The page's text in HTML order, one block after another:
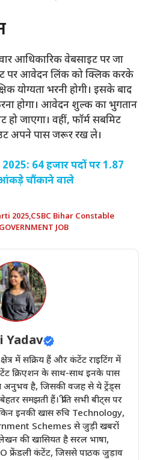
आधिकारिक वेबसाइट पर जा
पर आवेदन लिंक को क्लिक करके
योग्यता भरनी होगी। इसके बाद
होगा। आवेदन शुल्क का भुगतान
जाएगा। वहीं, फॉर्म सबमिट
अपने पास जरूर रख ले।
64 हजार पदों पर 1.87
चौंकाने वाले
2025,CSBC Bihar Constable
GOVERNMENT JOB
Yadav
क्षेत्र में सक्रिय हैं और कंटेंट राइटिंग में
क्रिएशन के साथ-साथ इनके पास
अनुभव है, जिसकी वजह से ये ट्रेंड्स
समझती हैं। प्रीति सभी बीट्स पर
इनकी खास रुचि Technology,
Schemes से जुड़ी खबरों
की खासियत है सरल भाषा,
फ्रेंडली कंटेंट, जिससे पाठक जुड़ाव